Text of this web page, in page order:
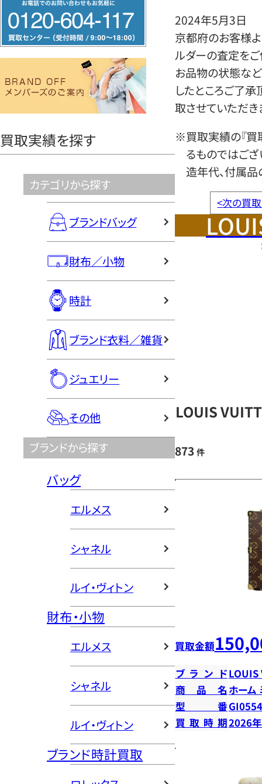
リ
ー
ヤ
買取実績を探す
カテゴリから探す
ブランドバッグ
財布／小物
時計
ブランド衣料／雑貨
ジュエリー
その他
ブランドから探す
バッグ
エルメス
シャネル
ルイ・ヴィトン
財布・小物
エルメス
シャネル
ルイ・ヴィトン
ブランド時計買取
2024年5月3日
京都府のお客様
ルダーの査定をご
お品物の状態など
したところご了
取させていただき
※買取実績の『買
るものではござ
造年代、付属品
<次の買
LOUIS
873 件
買取金額
ブランドLOUIS
商品名 ホーム
型番GI0554
買取時期2026